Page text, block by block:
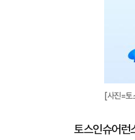
[사진=토
토스인슈어